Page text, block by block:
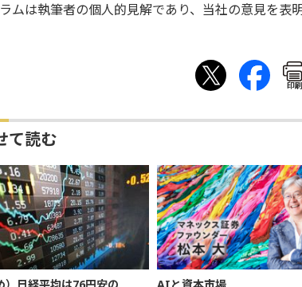
ムは執筆者の個人的見解であり、当社の意見を表
印刷
て読む